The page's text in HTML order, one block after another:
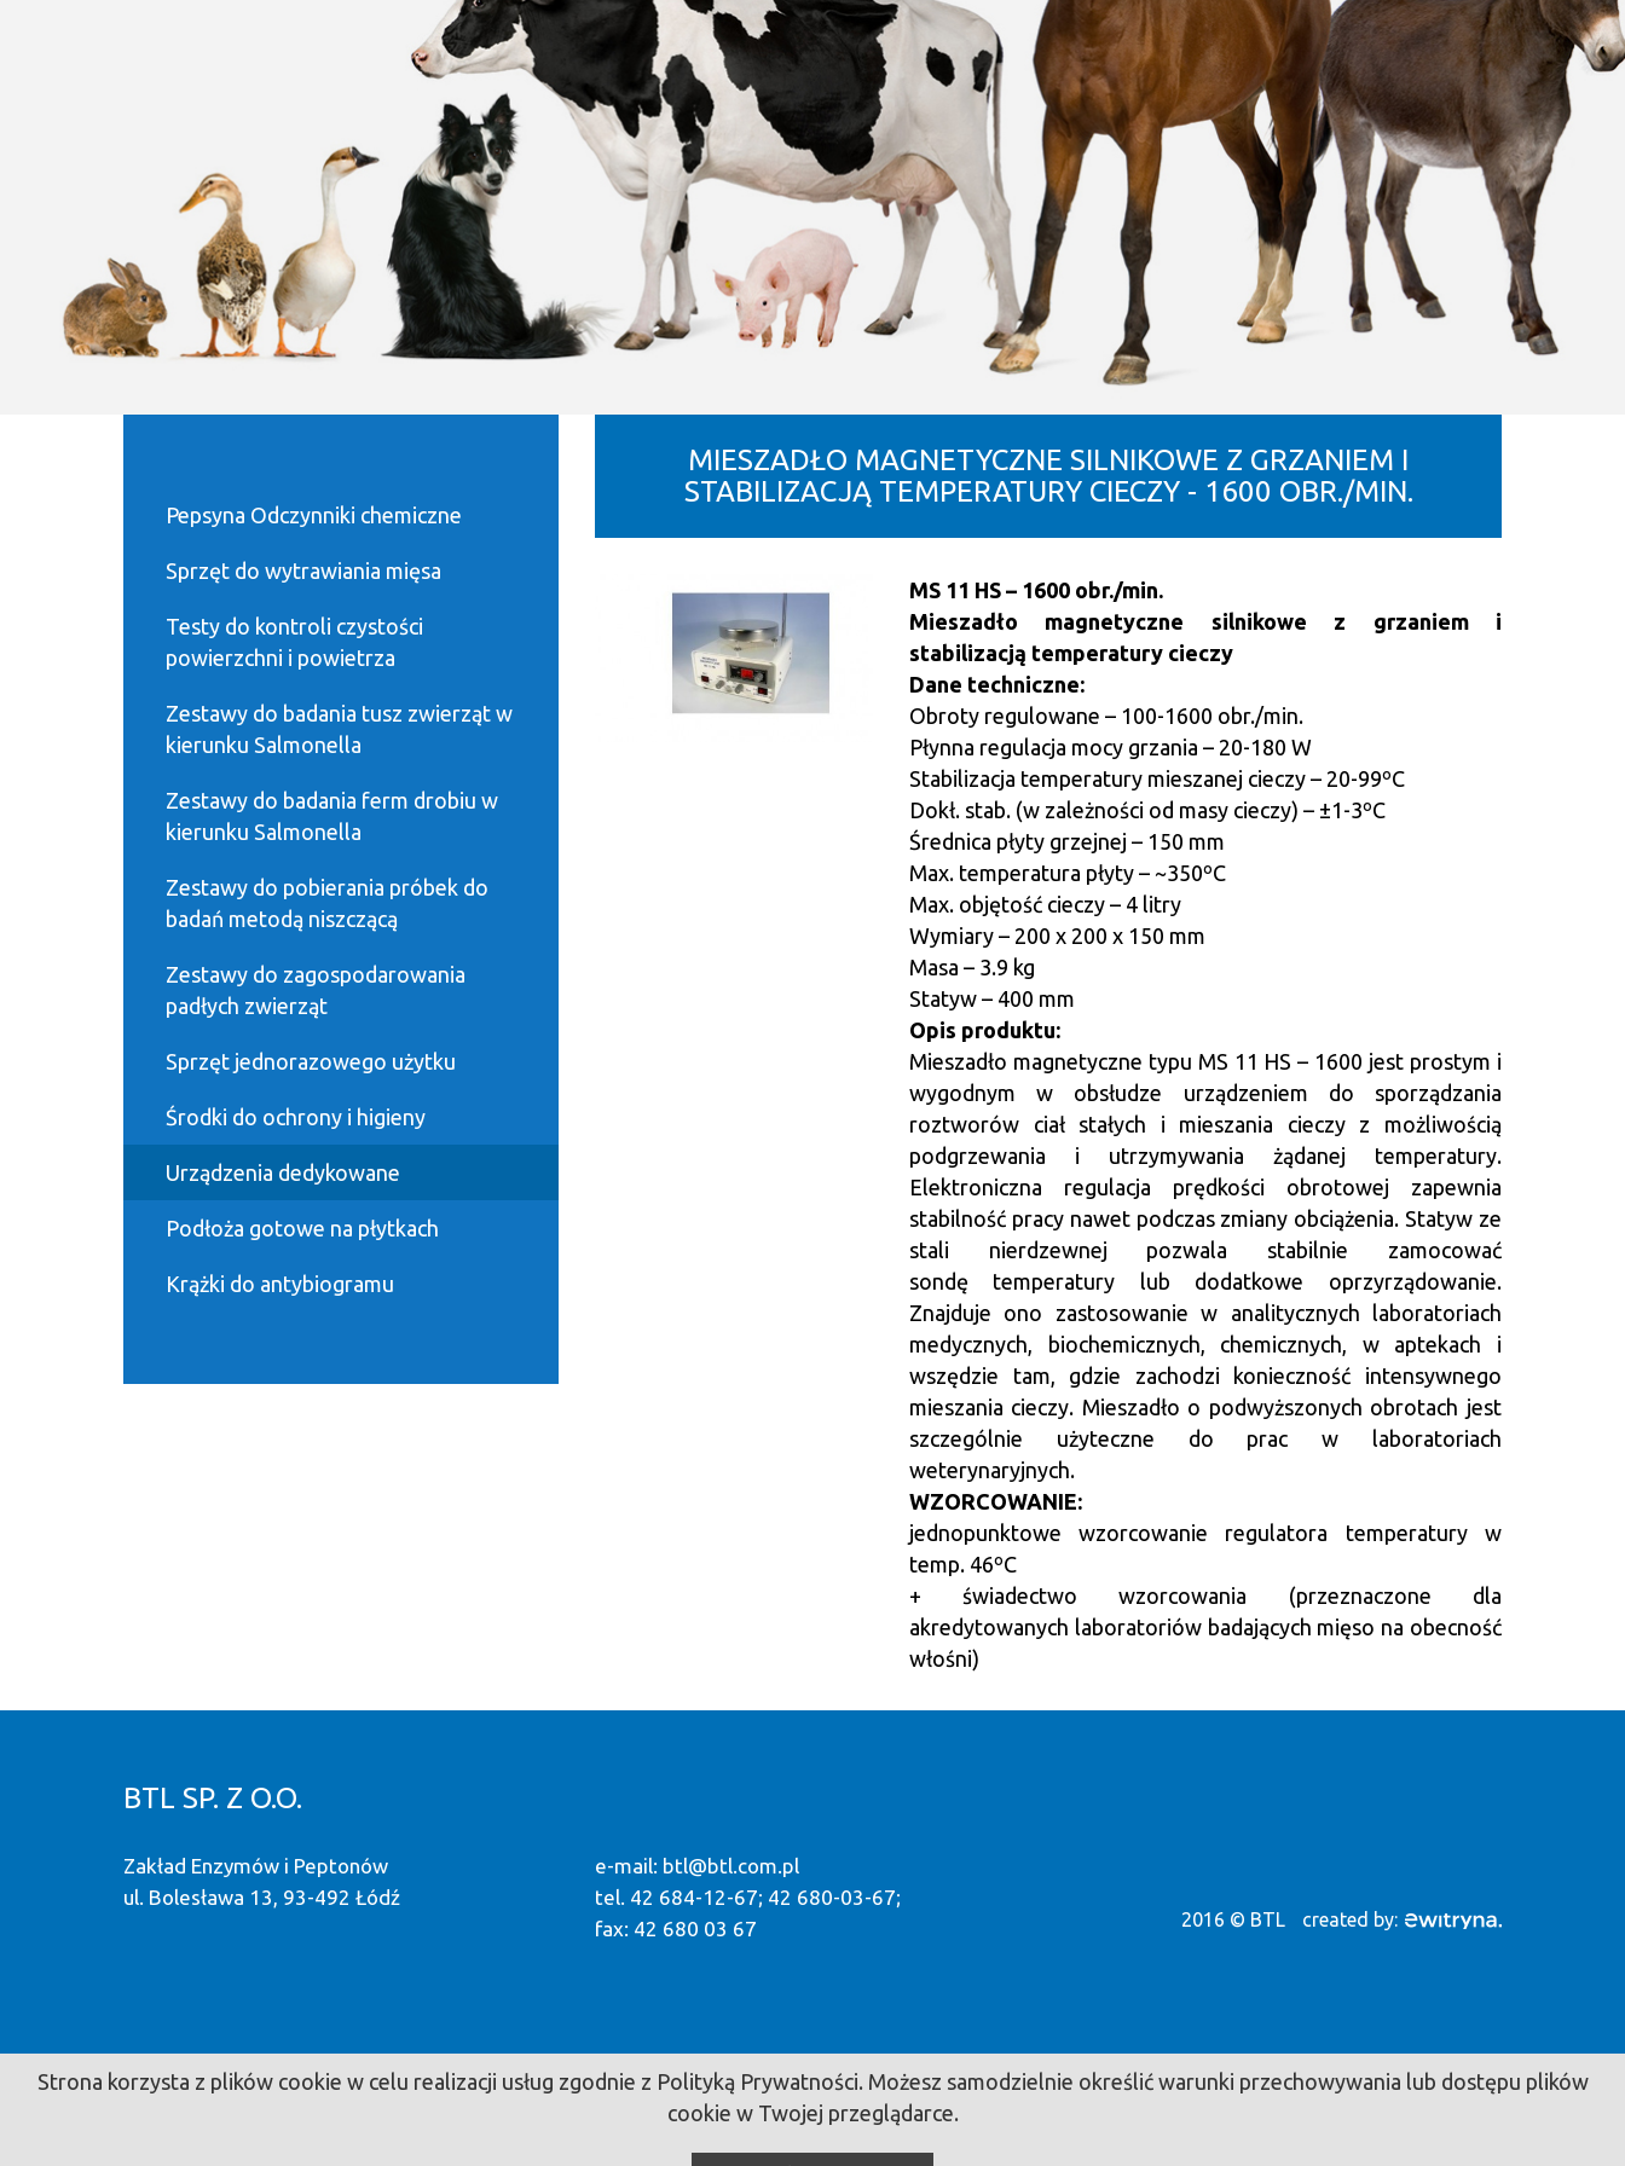
Pepsyna Odczynniki chemiczne
Sprzęt do wytrawiania mięsa
Testy do kontroli czystości
powierzchni i powietrza
Zestawy do badania tusz zwierząt w
kierunku Salmonella
Zestawy do badania ferm drobiu w
kierunku Salmonella
Zestawy do pobierania próbek do
badań metodą niszczącą
Zestawy do zagospodarowania
padłych zwierząt
Sprzęt jednorazowego użytku
Środki do ochrony i higieny
Urządzenia dedykowane
Podłoża gotowe na płytkach
Krążki do antybiogramu
MIESZADŁO MAGNETYCZNE SILNIKOWE Z GRZANIEM I
STABILIZACJĄ TEMPERATURY CIECZY - 1600 OBR./MIN.
MS 11 HS – 1600 obr./min.
Mieszadło magnetyczne silnikowe z grzaniem i
stabilizacją temperatury cieczy
Dane techniczne:
Obroty regulowane – 100-1600 obr./min.
Płynna regulacja mocy grzania – 20-180 W
Stabilizacja temperatury mieszanej cieczy – 20-99ºC
Dokł. stab. (w zależności od masy cieczy) – ±1-3ºC
Średnica płyty grzejnej – 150 mm
Max. temperatura płyty – ~350ºC
Max. objętość cieczy – 4 litry
Wymiary – 200 x 200 x 150 mm
Masa – 3.9 kg
Statyw – 400 mm
Opis produktu:
Mieszadło magnetyczne typu MS 11 HS – 1600 jest prostym i
wygodnym w obsłudze urządzeniem do sporządzania
roztworów ciał stałych i mieszania cieczy z możliwością
podgrzewania i utrzymywania żądanej temperatury.
Elektroniczna regulacja prędkości obrotowej zapewnia
stabilność pracy nawet podczas zmiany obciążenia. Statyw ze
stali nierdzewnej pozwala stabilnie zamocować
sondę temperatury lub dodatkowe oprzyrządowanie.
Znajduje ono zastosowanie w analitycznych laboratoriach
medycznych, biochemicznych, chemicznych, w aptekach i
wszędzie tam, gdzie zachodzi konieczność intensywnego
mieszania cieczy. Mieszadło o podwyższonych obrotach jest
szczególnie użyteczne do prac w laboratoriach
weterynaryjnych.
WZORCOWANIE:
jednopunktowe wzorcowanie regulatora temperatury w
temp. 46ºC
+ świadectwo wzorcowania (przeznaczone dla
akredytowanych laboratoriów badających mięso na obecność
włośni)
BTL SP. Z O.O.
Zakład Enzymów i Peptonów
ul. Bolesława 13, 93-492 Łódź
e-mail: btl@btl.com.pl
tel. 42 684-12-67; 42 680-03-67;
fax: 42 680 03 67
2016 © BTL created by:
Strona korzysta z plików cookie w celu realizacji usług zgodnie z Polityką Prywatności. Możesz samodzielnie określić warunki przechowywania lub dostępu plików
cookie w Twojej przeglądarce.